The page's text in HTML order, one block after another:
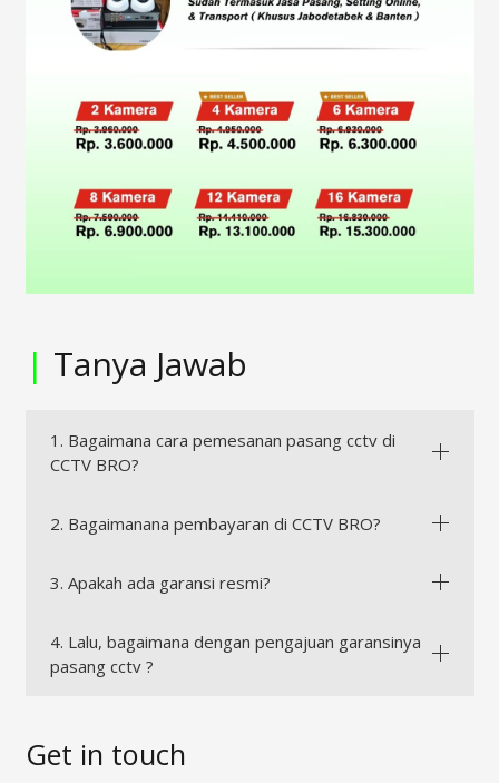
| Tanya Jawab
1. Bagaimana cara pemesanan pasang cctv di
CCTV BRO?
2. Bagaimanana pembayaran di CCTV BRO?
3. Apakah ada garansi resmi?
4. Lalu, bagaimana dengan pengajuan garansinya
pasang cctv ?
Get in touch